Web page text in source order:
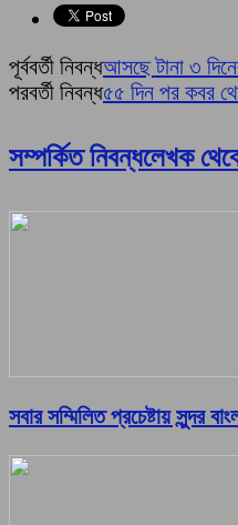
পূর্ববর্তী নিবন্ধআসছে টানা ৩
পরবর্তী নিবন্ধ৫৫ দিন পর কবর
সম্পর্কিত নিবন্ধলেখক
সবার সম্মিলিত প্রচেষ্টায় সুন্দর